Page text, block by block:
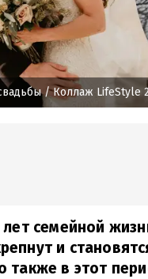
/ Коллаж LifeStyle
лет семейной
и
в этот